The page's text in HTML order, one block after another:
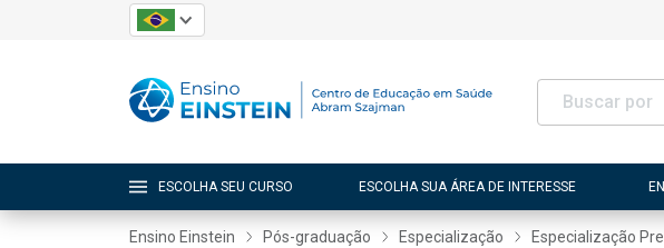
ESCOLHA SEU CURSO ESCOLHA SUA ÁREA DE INTERESSE
Ensino Einstein Pós-graduação Especialização Especialização